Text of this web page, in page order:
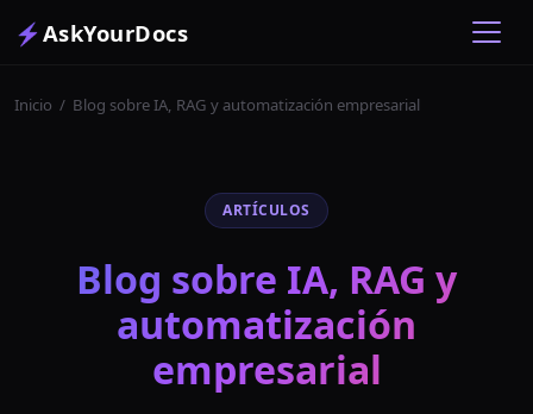
⚡ AskYourDocs
Inicio / Blog sobre IA, RAG y automatización empresarial
ARTÍCULOS
Blog sobre IA, RAG y
automatización
empresarial